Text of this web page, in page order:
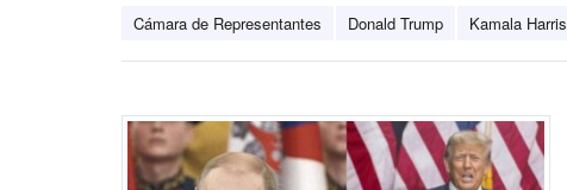
Cámara de Representantes Donald Trump Kamala Harris